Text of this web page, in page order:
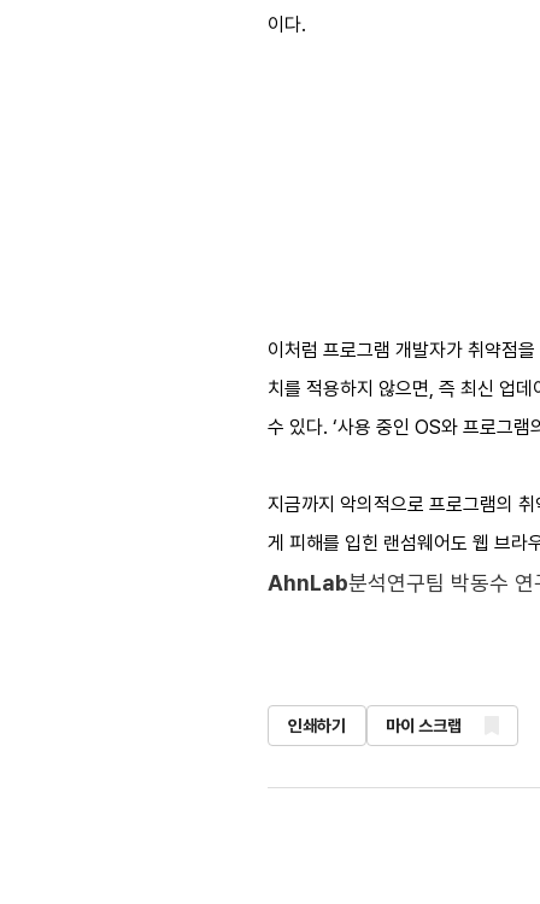
이다.
이처럼 프로그램 개발자가 취약점
치를 적용하지 않으면, 즉 최신 업
수 있다. ‘사용 중인 OS와 프로그
지금까지 악의적으로 프로그램의
게 피해를 입힌 랜섬웨어도 웹 브라
AhnLab분석연구팀 박동수 연
인쇄하기 마이 스크랩